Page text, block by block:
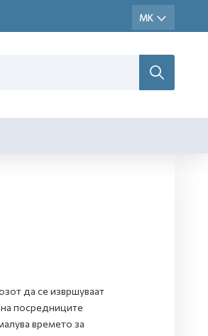
да се извршуваат
посредниците
времето за